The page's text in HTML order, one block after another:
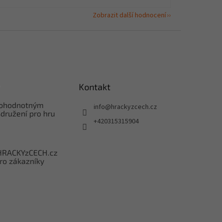
Zobrazit další hodnocení
pro hru
zákazníky
Kontakt
info@hrackyzcech.cz
+420315315904